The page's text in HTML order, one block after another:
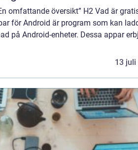
omfattande översikt” H2 Vad är
för Android är program som kan
på Android-enheter. Dessa appar
13 juli